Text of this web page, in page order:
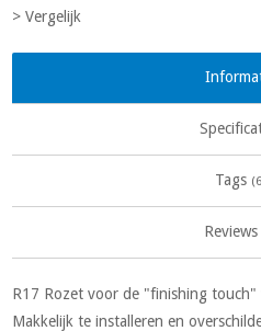
> Vergelijk
Tags
Reviews
R17 Rozet voor de "finishing
Makkelijk te installeren en